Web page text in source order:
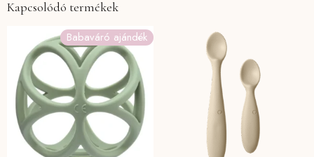
Kapcsolódó termékek
Babaváró ajándék